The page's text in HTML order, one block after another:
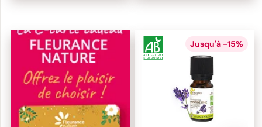
Jusqu'à -15%